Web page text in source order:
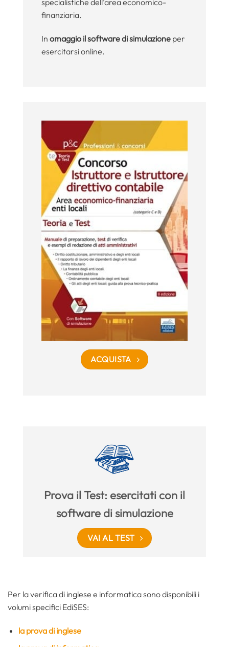
finanziaria.
In omaggio il software di simulazioneper
esercitarsi online.
ACQUISTA
Prova il Test: esercitati con il
software di simulazione
VAI AL TEST
Per la verifica di inglese e informatica sono disponibili i
volumi specifici EdiSES:
la prova di inglese